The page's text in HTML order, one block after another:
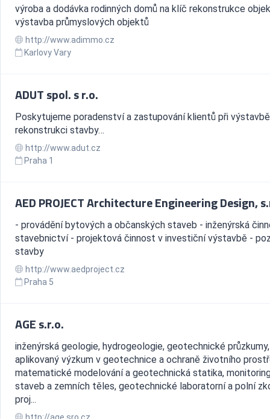
výroba a dodávka rodinných domů na klíč rekonstrukce
výstavba průmyslových objektů
http://www.adimmo.cz
Karlovy Vary
ADUT spol. s r.o.
Poskytujeme poradenství a zastupování klientů při
rekonstrukci stavby…
http://www.adut.cz
Praha 1
AED PROJECT Architecture Engineering Design,
- provádění bytových a občanských staveb - inženýrská
stavebnictví - projektová činnost v investiční výstavbě -
stavby
http://www.aedproject.cz
Praha 5
AGE s.r.o.
inženýrská geologie, hydrogeologie, geotechnické průzkumy,
aplikovaný výzkum v geotechnice a ochraně životního
matematické modelování a geotechnická statika,
staveb a zemních těles, geotechnické laboratorní a polní
proj...